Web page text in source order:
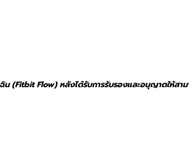
(Fitbit Flow) หลังได้รับการรับรองและอนุญาตให้สา